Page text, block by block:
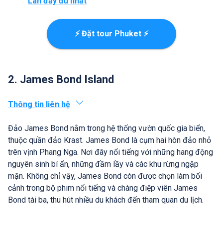
⚡ Đặt tour Phuket ⚡
2. James Bond Island
Thông tin liên hệ
Đảo James Bond nằm trong hệ thống vườn quốc gia biển,
thuộc quần đảo Krast. James Bond là cụm hai hòn đảo nhỏ
trên vịnh Phang Nga. Nơi đây nổi tiếng với những hang động
nguyên sinh bí ẩn, những đầm lầy và các khu rừng ngập
mặn. Không chỉ vậy, James Bond còn được chọn làm bối
cảnh trong bộ phim nổi tiếng và chàng điệp viên James
Bond tài ba, thu hút nhiều du khách đến tham quan du lịch.